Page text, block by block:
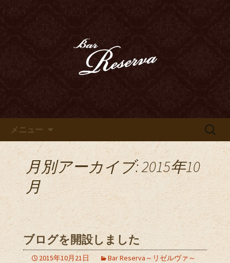
豊田市、豊田駅近くのオーセン
ティックバー「Bar Reserva～
リゼルヴァ～」のブログ
ゆくまでお愉しみいただけます
メニュー
検
月別アーカイブ: 2015年10
月
ブログを開設しました
2015年10月21日
Bar Reserva～リゼルヴァ～